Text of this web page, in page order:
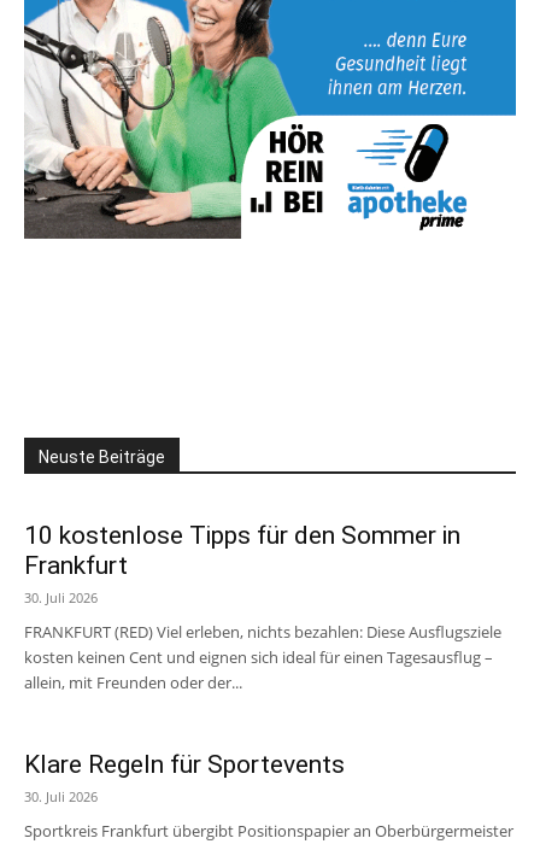
Neuste Beiträge
10 kostenlose Tipps für den Sommer in
Frankfurt
30. Juli 2026
FRANKFURT (RED) Viel erleben, nichts bezahlen: Diese Ausflugsziele
kosten keinen Cent und eignen sich ideal für einen Tagesausflug –
allein, mit Freunden oder der...
Klare Regeln für Sportevents
30. Juli 2026
Sportkreis Frankfurt übergibt Positionspapier an Oberbürgermeister